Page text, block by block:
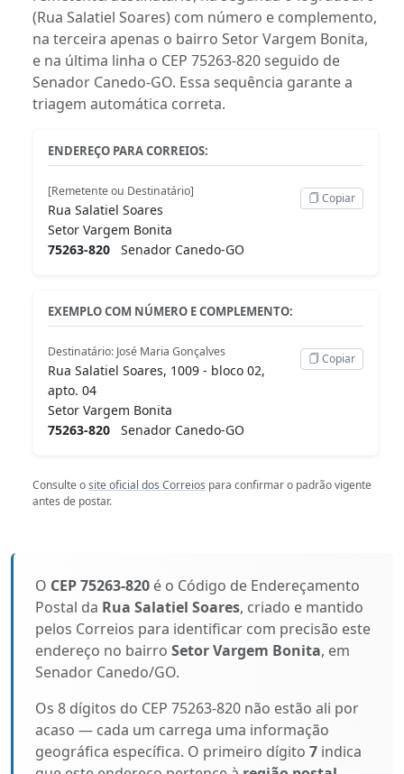
(Rua Salatiel Soares) com número e complemento,
na terceira apenas o bairro Setor Vargem Bonita,
e na última linha o CEP 75263-820 seguido de
Senador Canedo-GO. Essa sequência garante a
triagem automática correta.
ENDEREÇO PARA CORREIOS:
[Remetente ou Destinatário]
Rua Salatiel Soares
Setor Vargem Bonita
75263-820 Senador Canedo-GO
Copiar
EXEMPLO COM NÚMERO E COMPLEMENTO:
Destinatário: José Maria Gonçalves
Rua Salatiel Soares, 1009 - bloco 02,
apto. 04
Setor Vargem Bonita
75263-820 Senador Canedo-GO
Copiar
Consulte osite oficial dos Correios para confirmar o padrão vigente
antes de postar.
O CEP 75263-820 é o Código de Endereçamento
Postal da Rua Salatiel Soares, criado e mantido
pelos Correios para identificar com precisão este
endereço no bairro Setor Vargem Bonita, em
Senador Canedo/GO.
Os 8 dígitos do CEP 75263-820 não estão ali por
acaso — cada um carrega uma informação
geográfica específica. O primeiro dígito 7 indica